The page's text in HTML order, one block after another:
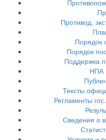
Противод.
Порядок
Порядок
Поддержка
НПА
Тексты
Регламенты
Сведения о